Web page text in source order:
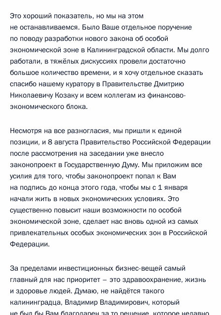
Это хороший показатель, но мы на этом
не останавливаемся. Было Ваше отдельное поручение
по поводу разработки нового закона об особой
экономической зоне в Калининградской области. Мы долго
работали, в тяжёлых дискуссиях провели достаточно
большое количество времени, и я хочу отдельное сказать
спасибо нашему куратору в Правительстве Дмитрию
Николаевичу Козаку и всем коллегам из финансово-
экономического блока.
Несмотря на все разногласия, мы пришли к единой
позиции, и 8 августа Правительство Российской Федерации
после рассмотрения на заседании уже внесло
законопроект в Государственную Думу. Мы приложим все
усилия для того, чтобы законопроект попал к Вам
на подпись до конца этого года, чтобы мы с 1 января
начали жить в новых экономических условиях. Это
существенно повысит наши возможности по особой
экономической зоне, сделает нас вновь одной из самых
привлекательных особых экономических зон в Российской
Федерации.
За пределами инвестиционных бизнес-вещей самый
главный для нас приоритет – это здравоохранение, жизнь
и здоровье людей. Думаю, не найдётся такого
калининградца, Владимир Владимирович, который